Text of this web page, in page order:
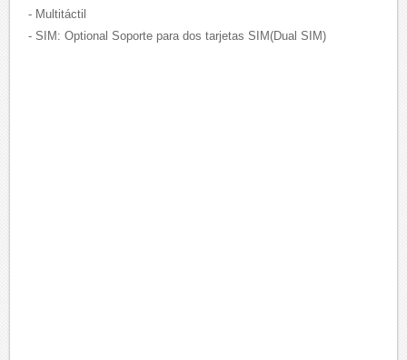
- Multitáctil
- SIM: Optional Soporte para dos tarjetas SIM(Dual SIM)